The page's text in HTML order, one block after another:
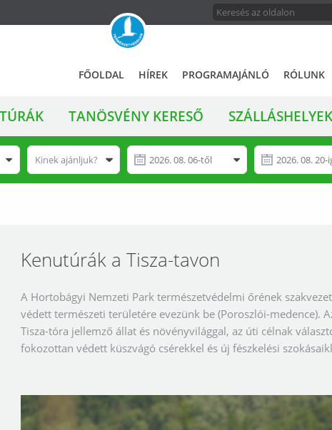
A
természetvédelem
honlapja
FŐMENÜ
FŐOLDAL HÍREK PROGRAMAJÁNLÓ RÓLUNK
TANÖSVÉNY KERESŐ SZÁLLÁSHELYEK
Kinek ajánljuk?
Kenutúrák a Tisza-tavon
A Hortobágyi Nemzeti Park természetvédelmi őrének
védett természeti területére evezünk be (Poroszlói-medence).
Tisza-tóra jellemző állat és növényvilággal, az úti célnak
fokozottan védett küszvágó csérekkel és új fészkelési